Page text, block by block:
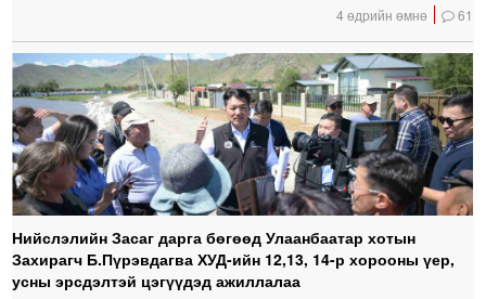
4 өдрийн өмнө 61
Нийслэлийн Засаг дарга бөгөөд Улаанбаатар хотын
Захирагч Б.Пүрэвдагва ХУД-ийн 12,13, 14-р хорооны үер,
усны эрсдэлтэй цэгүүдэд ажиллалаа